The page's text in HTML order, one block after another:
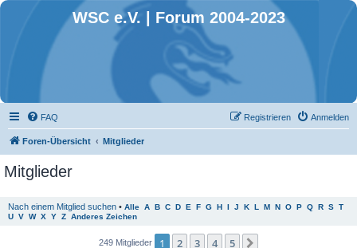
WSC e.V. | Forum 2004-2023
FAQ Anmelden
Registrieren
Foren-Übersicht Mitglieder
Mitglieder
Nach einem Mitglied suchen • Alle A B C D E F G H I J K L M N O P Q R S T
U V W X Y Z Anderes Zeichen
249 Mitglieder 1 2 3 4 5